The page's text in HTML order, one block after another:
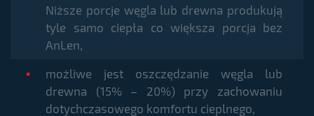
Niższe porcje węgla lub drewna produkują
tyle samo ciepła co większa porcja bez
AnLen,
możliwe jest oszczędzanie węgla lub
drewna (15% – 20%) przy zachowaniu
dotychczasowego komfortu cieplnego,